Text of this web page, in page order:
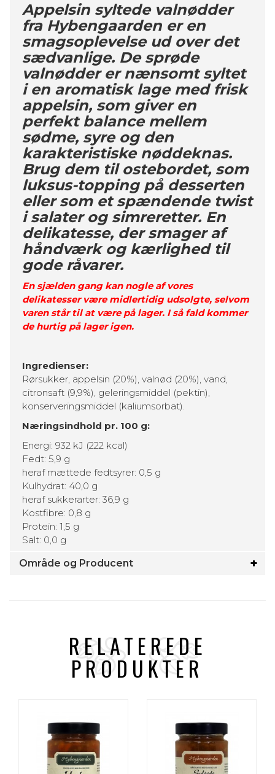
Appelsin syltede valnødder
fra Hybengaarden er en
smagsoplevelse ud over det
sædvanlige. De sprøde
valnødder er nænsomt syltet
i en aromatisk lage med frisk
appelsin, som giver en
perfekt balance mellem
sødme, syre og den
karakteristiske nøddeknas.
Brug dem til ostebordet, som
luksus-topping på desserten
eller som et spændende twist
i salater og simreretter. En
delikatesse, der smager af
håndværk og kærlighed til
gode råvarer.
En sjælden gang kan nogle af vores
delikatesser være midlertidig udsolgte, selvom
varen står til at være på lager. I så fald kommer
de hurtig på lager igen.
Ingredienser:
Rørsukker, appelsin (20%), valnød (20%), vand,
citronsaft (9,9%), geleringsmiddel (pektin),
konserveringsmiddel (kaliumsorbat).
Næringsindhold pr. 100 g:
Energi: 932 kJ (222 kcal)
Fedt: 5,9 g
heraf mættede fedtsyrer: 0,5 g
Kulhydrat: 40,0 g
heraf sukkerarter: 36,9 g
Kostfibre: 0,8 g
Protein: 1,5 g
Salt: 0,0 g
Område og Producent
RELATEREDE
PRODUKTER